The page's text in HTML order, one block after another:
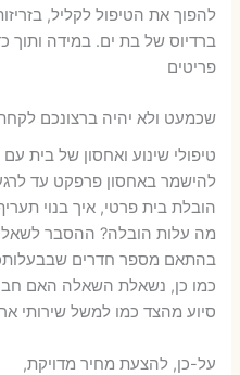
להפוך את הטיפול לקליל,
ברדיוס של בת ים. במידה ותוך
פריטים
שכמעט ולא יהיה ברצונכם
טיפולי שינוע ואחסון של בית
להישמר באחסון פרפקט עד
הובלת בית פרטי, איך בנוי
מה עלות הובלה? ההסבר
בהתאם מספר חדרים
כמו כן, נשאלת השאלה האם
סיוע מהצד כמו למשל שירותי
על-כן, להצעת מחיר מדויקת,